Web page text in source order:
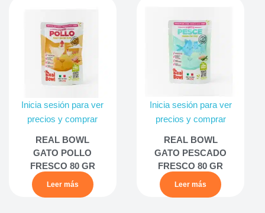
Inicia sesión para ver
precios y comprar
REAL BOWL
GATO POLLO
FRESCO 80 GR
Leer más
Inicia sesión para ver
precios y comprar
REAL BOWL
GATO PESCADO
FRESCO 80 GR
Leer más